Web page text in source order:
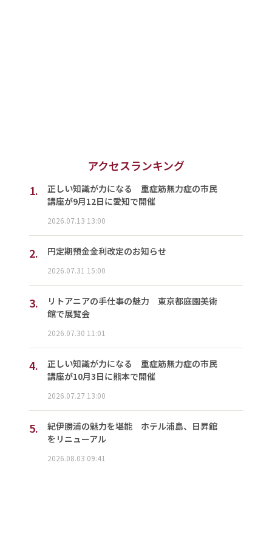
アクセスランキング
1.
正しい知識が力になる 重症筋無力症の市民
講座が9月12日に愛知で開催
2026.07.13 13:00
2. 円定期預金金利改定のお知らせ
2026.07.31 15:00
3.
リトアニアの手仕事の魅力 東京都庭園美術
館で展覧会
2026.07.30 11:01
4.
正しい知識が力になる 重症筋無力症の市民
講座が10月3日に熊本で開催
2026.07.27 13:00
5.
紀伊勝浦の魅力を堪能 ホテル浦島、日昇館
をリニューアル
2026.08.03 09:41